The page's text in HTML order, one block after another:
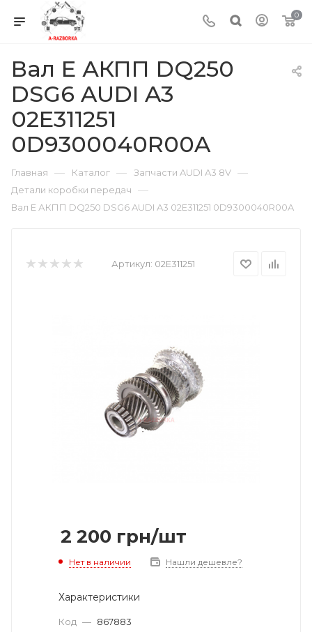
0
Вал E АКПП DQ250
DSG6 AUDI A3
02E311251
0D9300040R00A
Главная — Каталог — Запчасти AUDI A3 8V —
Детали коробки передач —
Вал E АКПП DQ250 DSG6 AUDI A3 02E311251 0D9300040R00A
Артикул: 02E311251
2 200 грн/шт
Нет в наличии Нашли дешевле?
Характеристики
Код — 867883